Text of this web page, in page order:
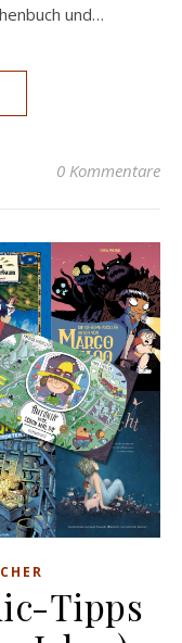
und…
0 Kommentare
Tipps